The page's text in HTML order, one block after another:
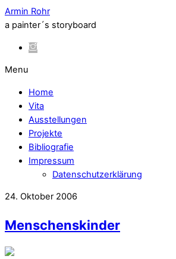
Armin Rohr
a painter´s storyboard
Menu
Home
Vita
Ausstellungen
Projekte
Bibliografie
Impressum
Datenschutzerklärung
24. Oktober 2006
Menschenskinder